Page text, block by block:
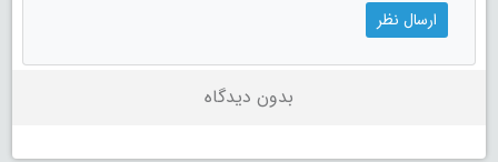
بدون دیدگاه